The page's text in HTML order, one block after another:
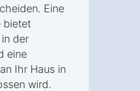
Eine
bietet
der
eine
Ihr Haus in
wird.